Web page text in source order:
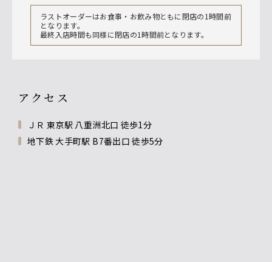
ラストオーダーはお食事・お飲み物ともに閉店の1時間前
となります。
最終入店時間も同様に閉店の1時間前となります。
アクセス
ＪＲ 東京駅 八重洲北口 徒歩1分
地下鉄 大手町駅 B7番出口 徒歩5分